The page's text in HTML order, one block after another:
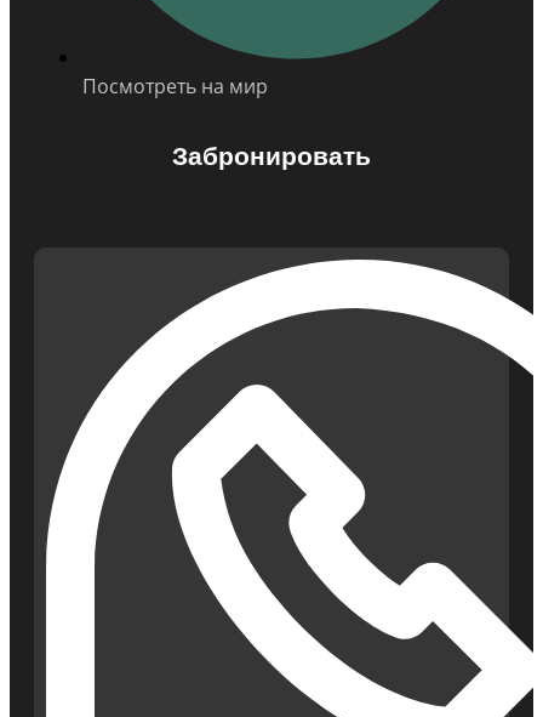
Посмотреть на мир
Забронировать